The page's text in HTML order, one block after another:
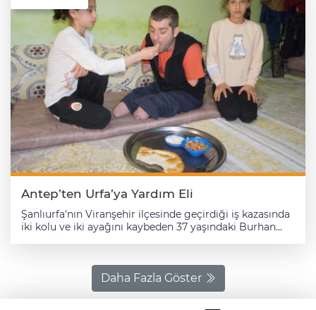
Antep’ten Urfa’ya Yardım Eli
Şanlıurfa'nın Viranşehir ilçesinde geçirdiği iş kazasında
iki kolu ve iki ayağını kaybeden 37 yaşındaki Burhan
sırada geçirdiği iş kazası sonucu iki kolunu ve iki
ayağını kaybeden Doğruyol, yaşamını ailesinin
desteğiyle sürdürmeye başladı. Bir süre eşinin bakımını
Daha Fazla Göster